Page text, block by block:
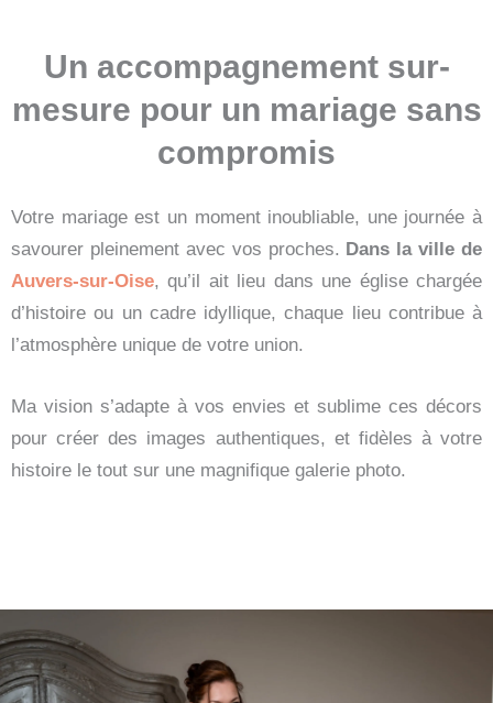
Un accompagnement sur-
mesure pour un mariage sans
compromis
Votre mariage est un moment inoubliable, une journée à
savourer pleinement avec vos proches. Dans la ville de
Auvers-sur-Oise, qu’il ait lieu dans une église chargée
d’histoire ou un cadre idyllique, chaque lieu contribue à
l’atmosphère unique de votre union.
Ma vision s’adapte à vos envies et sublime ces décors
pour créer des images authentiques, et fidèles à votre
histoire le tout sur une magnifique galerie photo.